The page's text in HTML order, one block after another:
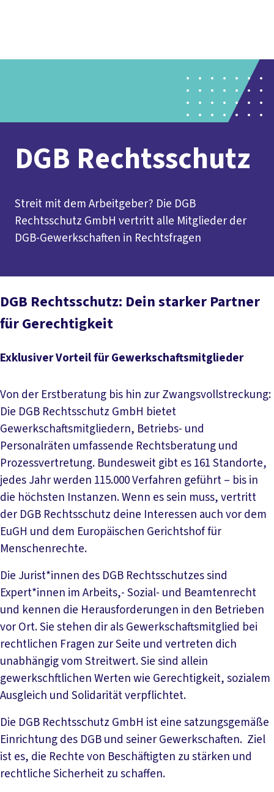
Politik
DGB Rechtsschutz
Streit mit dem Arbeitgeber? Die DGB
Rechtsschutz GmbH vertritt alle Mitglieder der
DGB-Gewerkschaften in Rechtsfragen
DGB Rechtsschutz: Dein starker Partner
für Gerechtigkeit
Exklusiver Vorteil für Gewerkschaftsmitglieder
Von der Erstberatung bis hin zur Zwangsvollstreckung:
Die DGB Rechtsschutz GmbH bietet
Gewerkschaftsmitgliedern, Betriebs- und
Personalräten umfassende Rechtsberatung und
Prozessvertretung. Bundesweit gibt es 161 Standorte,
jedes Jahr werden 115.000 Verfahren geführt – bis in
die höchsten Instanzen. Wenn es sein muss, vertritt
der DGB Rechtsschutz deine Interessen auch vor dem
EuGH und dem Europäischen Gerichtshof für
Menschenrechte.
Die Jurist*innen des DGB Rechtsschutzes sind
Expert*innen im Arbeits,- Sozial- und Beamtenrecht
und kennen die Herausforderungen in den Betrieben
vor Ort. Sie stehen dir als Gewerkschaftsmitglied bei
rechtlichen Fragen zur Seite und vertreten dich
unabhängig vom Streitwert. Sie sind allein
gewerkschftlichen Werten wie Gerechtigkeit, sozialem
Ausgleich und Solidarität verpflichtet.
Die DGB Rechtsschutz GmbH ist eine satzungsgemäße
Einrichtung des DGB und seiner Gewerkschaften. Ziel
ist es, die Rechte von Beschäftigten zu stärken und
rechtliche Sicherheit zu schaffen.